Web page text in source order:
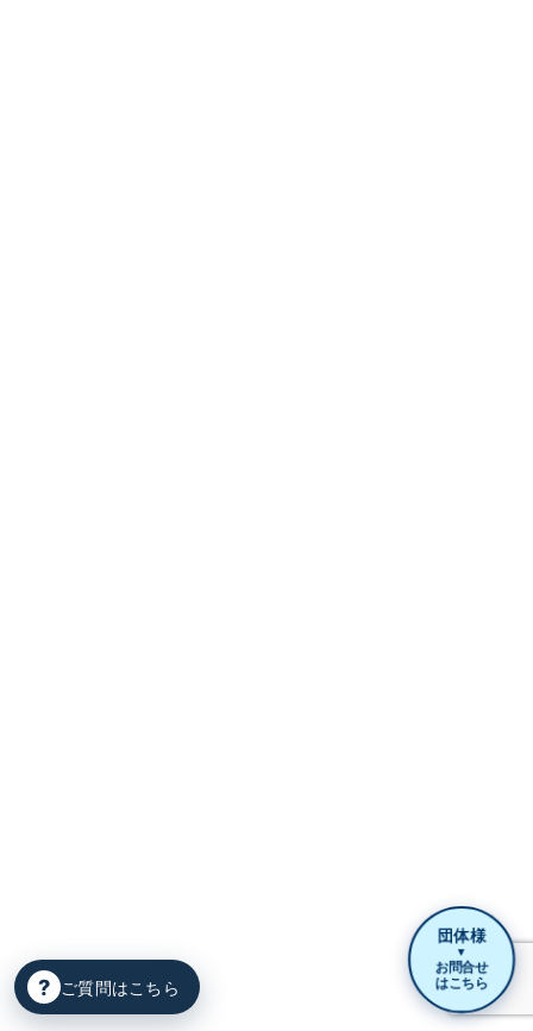
? ご質問はこちら
団体様
▼
お問合せ
はこちら